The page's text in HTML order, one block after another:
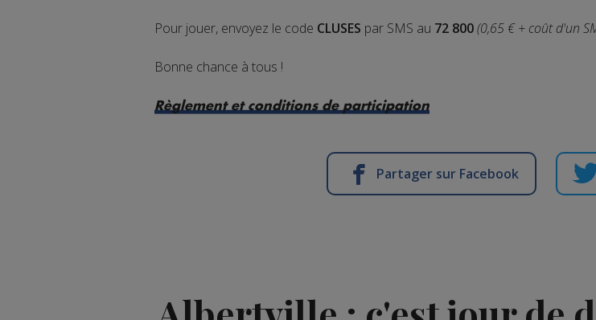
Pour jouer, envoyez le code CLUSES par SMS au 72 800(0,65 € + coût d'un
Bonne chance à tous !
Règlement et conditions de participation
Partager sur Facebook